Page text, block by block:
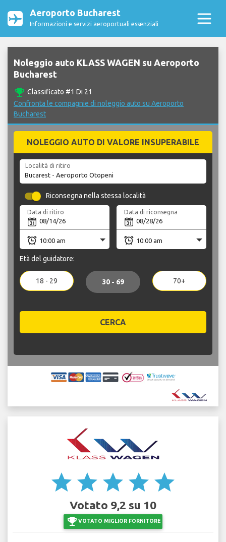
Aeroporto Bucharest
Informazioni e servizi aeroportuali essenziali
Noleggio auto KLASS WAGEN su Aeroporto
Bucharest
emoji_events Classificato #1 Di 21
Confronta le compagnie di noleggio auto su Aeroporto
Bucharest
NOLEGGIO AUTO DI VALORE INSUPERABILE
Località di ritiro
Riconsegna nella stessa località
Data di ritiro Data di riconsegna
Età del guidatore:
18 - 29 30 - 69 70+
CERCA
star star star star star
Votato 9,2 su 10
emoji_events VOTATO MIGLIOR FORNITORE